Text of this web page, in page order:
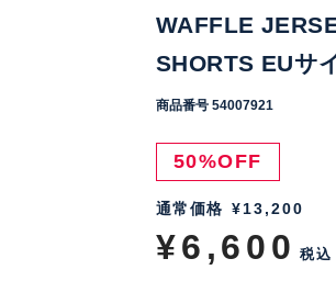
WAFFLE
SHORTS EUサ
商品番号 54007921
50%OFF
通常価格 ¥13,200
¥6,600 税込